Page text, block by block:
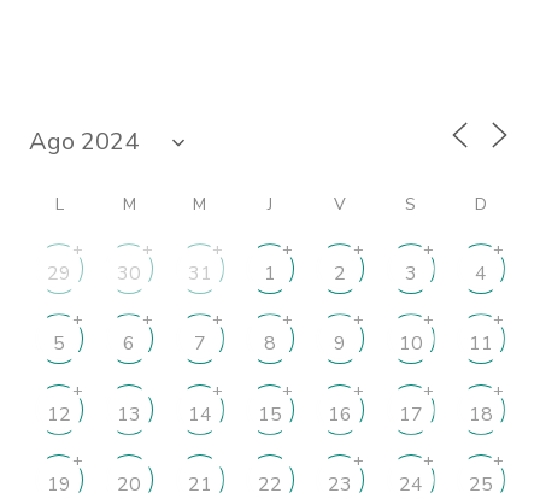
L M M J V S D
29
+
30
+
31
+
1
+
2
+
3
+
4
+
5
+
6
+
7
+
8
+
9
+
10
+
11
+
12
+
13 14
+
15
+
16
+
17
+
18
+
19
+
20 21 22 23
+
24
+
25
+